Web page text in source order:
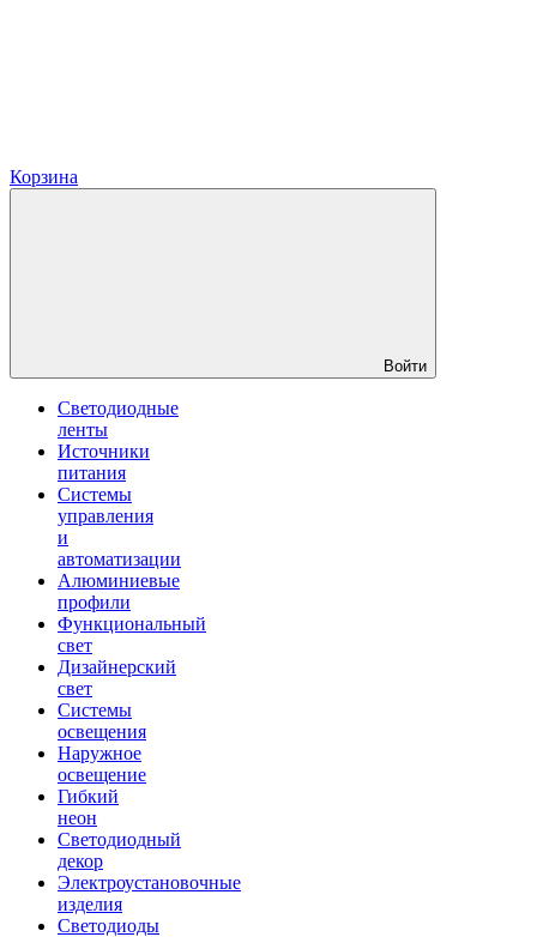
Корзина
Войти
Светодиодные
ленты
Источники
питания
Системы
управления
и
автоматизации
Алюминиевые
профили
Функциональный
свет
Дизайнерский
свет
Системы
освещения
Наружное
освещение
Гибкий
неон
Светодиодный
декор
Электроустановочные
изделия
Светодиоды